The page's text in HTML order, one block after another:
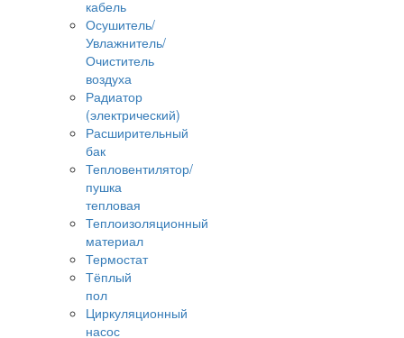
кабель
Осушитель/
Увлажнитель/
Очиститель
воздуха
Радиатор
(электрический)
Расширительный
бак
Тепловентилятор/
пушка
тепловая
Теплоизоляционный
материал
Термостат
Тёплый
пол
Циркуляционный
насос